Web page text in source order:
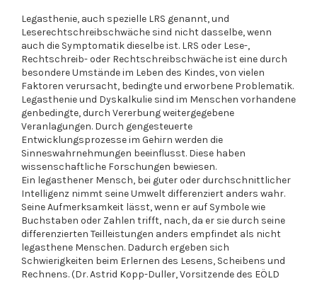
Legasthenie, auch spezielle LRS genannt, und
Leserechtschreibschwäche sind nicht dasselbe, wenn
auch die Symptomatik dieselbe ist. LRS oder Lese-,
Rechtschreib- oder Rechtschreibschwäche ist eine durch
besondere Umstände im Leben des Kindes, von vielen
Faktoren verursacht, bedingte und erworbene Problematik.
Legasthenie und Dyskalkulie sind im Menschen vorhandene
genbedingte, durch Vererbung weitergegebene
Veranlagungen. Durch gengesteuerte
Entwicklungsprozesse im Gehirn werden die
Sinneswahrnehmungen beeinflusst. Diese haben
wissenschaftliche Forschungen bewiesen.
Ein legasthener Mensch, bei guter oder durchschnittlicher
Intelligenz nimmt seine Umwelt differenziert anders wahr.
Seine Aufmerksamkeit lässt, wenn er auf Symbole wie
Buchstaben oder Zahlen trifft, nach, da er sie durch seine
differenzierten Teilleistungen anders empfindet als nicht
legasthene Menschen. Dadurch ergeben sich
Schwierigkeiten beim Erlernen des Lesens, Scheibens und
Rechnens. (Dr. Astrid Kopp-Duller, Vorsitzende des EÖLD